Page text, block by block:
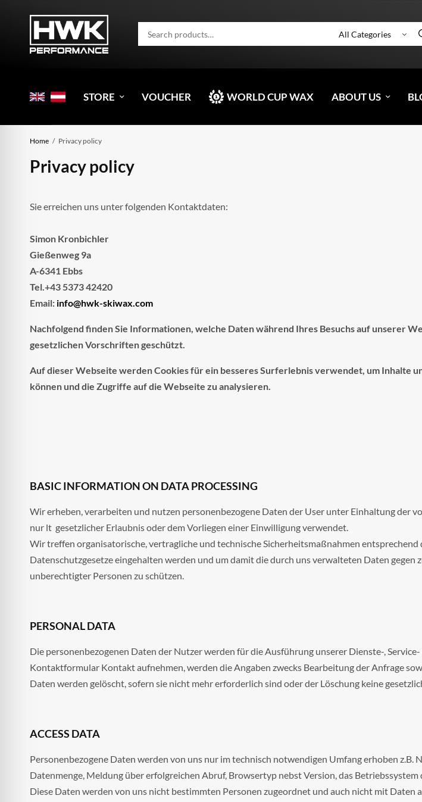
STORE VOUCHER WORLD CUP WAX ABOUT US
Home Privacy policy
Privacy policy
Sie erreichen uns unter folgenden Kontaktdaten:
Simon Kronbichler
Gießenweg 9a
A-6341 Ebbs
Tel.+43 5373 42420
Email: info@hwk-skiwax.com
Nachfolgend finden Sie Informationen, welche Daten während Ihres Besuchs auf unserer
gesetzlichen Vorschriften geschützt.
Auf dieser Webseite werden Cookies für ein besseres Surferlebnis verwendet, um Inhalte
können und die Zugriffe auf die Webseite zu analysieren.
BASIC INFORMATION ON DATA PROCESSING
Wir erheben, verarbeiten und nutzen personenbezogene Daten der User unter Einhaltung der
nur lt gesetzlicher Erlaubnis oder dem Vorliegen einer Einwilligung verwendet.
Wir treffen organisatorische, vertragliche und technische Sicherheitsmaßnahmen entsprechend
Datenschutzgesetze eingehalten werden und um damit die durch uns verwalteten Daten
unberechtigter Personen zu schützen.
PERSONAL DATA
Die personenbezogenen Daten der Nutzer werden für die Ausführung unserer Dienste-,
Kontaktformular Kontakt aufnehmen, werden die Angaben zwecks Bearbeitung der Anfrage
Daten werden gelöscht, sofern sie nicht mehr erforderlich sind oder der Löschung keine
ACCESS DATA
Personenbezogene Daten werden von uns nur im technisch notwendigen Umfang erhoben
Datenmenge, Meldung über erfolgreichen Abruf, Browsertyp nebst Version, das
Diese Daten werden von uns nicht bestimmten Personen zugeordnet und auch nicht mit Daten